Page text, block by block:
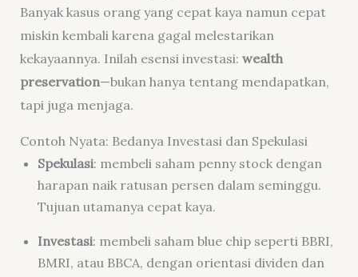
Banyak kasus orang yang cepat kaya namun cepat
miskin kembali karena gagal melestarikan
kekayaannya. Inilah esensi investasi: wealth
preservation—bukan hanya tentang mendapatkan,
tapi juga menjaga.
Contoh Nyata: Bedanya Investasi dan Spekulasi
Spekulasi: membeli saham penny stock dengan
harapan naik ratusan persen dalam seminggu.
Tujuan utamanya cepat kaya.
Investasi: membeli saham blue chip seperti BBRI,
BMRI, atau BBCA, dengan orientasi dividen dan